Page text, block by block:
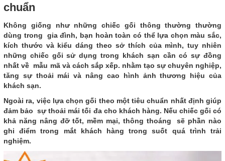
chuẩn
Không giống như những chiếc gối thông thường thường
dùng trong gia đình, bạn hoàn toàn có thể lựa chọn màu sắc,
kích thước và kiểu dáng theo sở thích của mình, tuy nhiên
những chiếc gối sử dụng trong khách sạn cần có sự đồng
nhất về mẫu mã và cách sắp xếp. nhằm tạo sự chuyên nghiệp,
tăng sự thoải mái và nâng cao hình ảnh thương hiệu của
khách sạn.
Ngoài ra, việc lựa chọn gối theo một tiêu chuẩn nhất định giúp
đảm bảo sự thoải mái tối đa cho khách hàng. Nếu chiếc gối có
khả năng nâng đỡ tốt, mềm mại, thông thoáng sẽ phần nào
ghi điểm trong mắt khách hàng trong suốt quá trình trải
nghiệm.